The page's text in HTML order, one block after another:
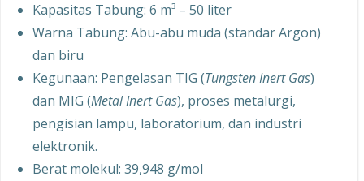
Kapasitas Tabung: 6 m³ – 50 liter
Warna Tabung: Abu-abu muda (standar Argon)
dan biru
Kegunaan: Pengelasan TIG (Tungsten Inert Gas)
dan MIG (Metal Inert Gas), proses metalurgi,
pengisian lampu, laboratorium, dan industri
elektronik.
Berat molekul: 39,948 g/mol